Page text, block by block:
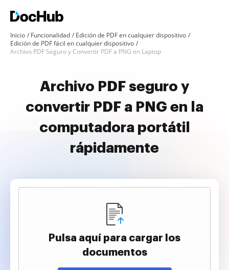
Inicio Funcionalidad
Edición de PDF en cualquier dispositivo
Edición de PDF fácil en cualquier dispositivo
Archivo PDF Seguro y Convertir PDF a PNG en Laptop
Archivo PDF seguro y
convertir PDF a PNG en la
computadora portátil
rápidamente
Pulsa aquí para cargar los
documentos